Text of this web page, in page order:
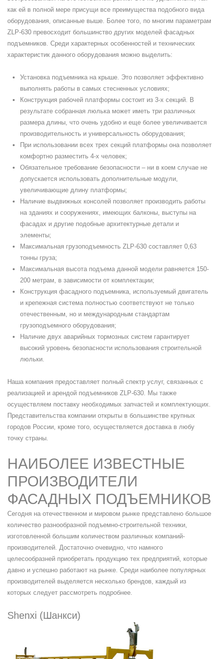
как ей в полной мере присущи все преимущества подобного вида
оборудования, описанные выше. Более того, по многим параметрам
ZLP-630 превосходит большинство других моделей фасадных
подъемников. Среди характерных особенностей и технических
характеристик данного оборудования можно выделить:
Установка подъемника на крыше. Это позволяет эффективно
выполнять работы в самых стесненных условиях;
Конструкция рабочей платформы состоит из 3-х секций. В
результате собранная люлька может иметь три различных
размера длины, что очень удобно и еще более увеличивается
производительность и универсальность оборудования;
При использовании всех трех секций платформы она позволяет
комфортно разместить 4-х человек;
Обязательное требование безопасности – ни в коем случае не
допускается использовать дополнительные модули,
увеличивающие длину платформы;
Наличие выдвижных консолей позволяет производить работы
на зданиях и сооружениях, имеющих балконы, выступы на
фасадах и другие подобные архитектурные детали и
элементы;
Максимальная грузоподъемность ZLP-630 составляет 0,63
тонны груза;
Максимальная высота подъема данной модели равняется 150-
200 метрам, в зависимости от комплектации;
Конструкция фасадного подъемника, используемый двигатель
и крепежная система полностью соответствуют не только
отечественным, но и международным стандартам
грузоподъемного оборудования;
Наличие двух аварийных тормозных систем гарантирует
высокий уровень безопасности использования строительной
люльки.
Наша компания предоставляет полный спектр услуг, связанных с
реализацией и арендой подъемников ZLP-630. Мы также
осуществляем поставку необходимых запчастей и комплектующих.
Представительства компании открыты в большинстве крупных
городов России, кроме того, осуществляется доставка в любу
точку страны.
НАИБОЛЕЕ ИЗВЕСТНЫЕ
ПРОИЗВОДИТЕЛИ
ФАСАДНЫХ ПОДЪЕМНИКОВ
Сегодня на отечественном и мировом рынке представлено большое
количество разнообразной подъемно-строительной техники,
изготовленной большим количеством различных компаний-
производителей. Достаточно очевидно, что намного
целесообразней приобретать продукцию тех предприятий, которые
давно и успешно работают на рынке. Среди наиболее популярных
производителей выделяется несколько брендов, каждый из
которых следует рассмотреть подробнее.
Shenxi (Шанкси)